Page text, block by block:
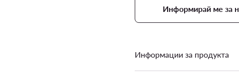
Информирай ме за
Информации за продукта